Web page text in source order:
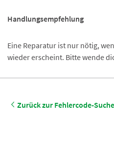
Handlungsempfehlung
Eine Reparatur ist nur nötig,
wieder erscheint. Bitte wende
Zurück zur Fehlercode-Suche